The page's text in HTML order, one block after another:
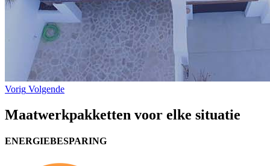
Vorig Volgende
Maatwerkpakketten voor elke situatie
ENERGIEBESPARING